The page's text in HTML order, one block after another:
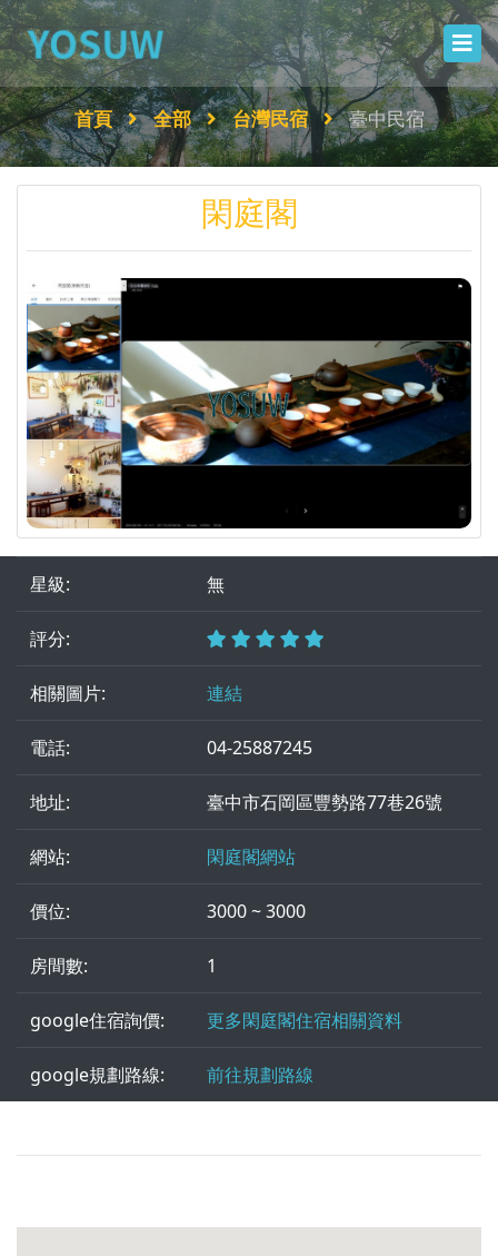
首頁 全部 台灣民宿 臺中民宿
閑庭閣
星級: 無
評分:
相關圖片: 連結
電話: 04-25887245
地址: 臺中市石岡區豐勢路77巷26號
網站: 閑庭閣網站
價位: 3000 ~ 3000
房間數: 1
google住宿詢價: 更多閑庭閣住宿相關資料
google規劃路線: 前往規劃路線